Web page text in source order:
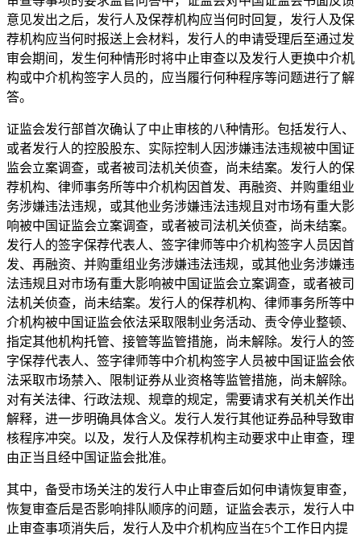
意见发出之后，发行人及保荐机构应当何时回复，发行人及保
荐机构应当何时报送上会材料，发行人的申请受理后至通过发
审会期间，发生何种情形时将中止审查以及发行人更换中介机
构或中介机构签字人员的，应当履行何种程序等问题进行了解
答。
证监会发行部首次确认了中止审核的八种情形。包括发行人、
或者发行人的控股股东、实际控制人因涉嫌违法违规被中国证
监会立案调查，或者被司法机关侦查，尚未结案。发行人的保
荐机构、律师事务所等中介机构因首发、再融资、并购重组业
务涉嫌违法违规，或其他业务涉嫌违法违规且对市场有重大影
响被中国证监会立案调查，或者被司法机关侦查，尚未结案。
发行人的签字保荐代表人、签字律师等中介机构签字人员因首
发、再融资、并购重组业务涉嫌违法违规，或其他业务涉嫌违
法违规且对市场有重大影响被中国证监会立案调查，或者被司
法机关侦查，尚未结案。发行人的保荐机构、律师事务所等中
介机构被中国证监会依法采取限制业务活动、责令停业整顿、
指定其他机构托管、接管等监管措施，尚未解除。发行人的签
字保荐代表人、签字律师等中介机构签字人员被中国证监会依
法采取市场禁入、限制证券从业资格等监管措施，尚未解除。
对有关法律、行政法规、规章的规定，需要请求有关机关作出
解释，进一步明确具体含义。发行人发行其他证券品种导致审
核程序冲突。以及，发行人及保荐机构主动要求中止审查，理
由正当且经中国证监会批准。
其中，备受市场关注的发行人中止审查后如何申请恢复审查，
恢复审查后是否影响排队顺序的问题，证监会表示，发行人中
止审查事项消失后，发行人及中介机构应当在5个工作日内提